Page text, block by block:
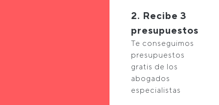
2. Recibe 3
presupuestos
Te conseguimos
presupuestos
gratis de los
abogados
especialistas